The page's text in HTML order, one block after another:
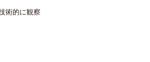
術的に観察